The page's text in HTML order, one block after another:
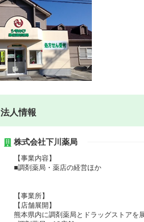
法人情報
株式会社下川薬局
【事業内容】
■調剤薬局・薬店の経営ほか
【事業所】
【店舗展開】
熊本県内に調剤薬局とドラッグストアを